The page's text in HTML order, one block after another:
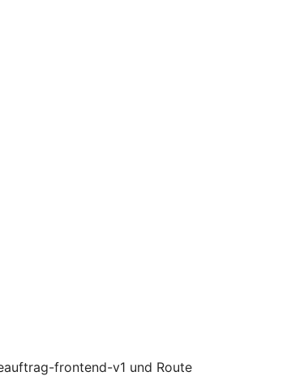
frontend-v1 und Route